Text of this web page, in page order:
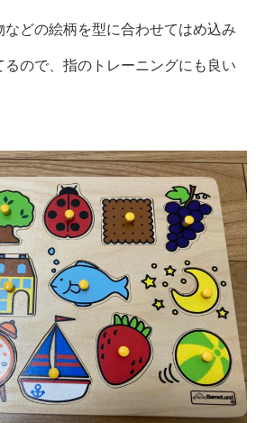
などの絵柄を型に合わせてはめ込み
るので、指のトレーニングにも良い